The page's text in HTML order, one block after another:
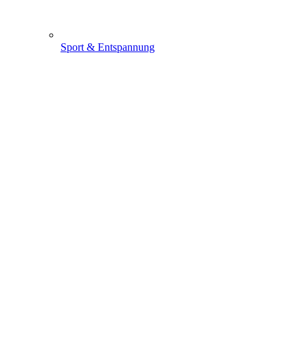
Sport & Entspannung